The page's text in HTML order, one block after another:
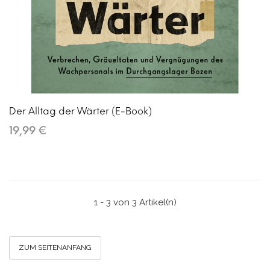
Der Alltag der Wärter (E-Book)
19,99 €
1 - 3 von 3 Artikel(n)
ZUM SEITENANFANG